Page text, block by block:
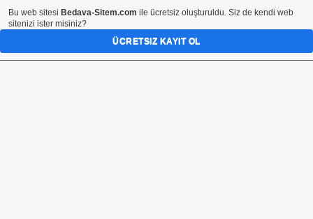
Bu web sitesi Bedava-Sitem.com ile ücretsiz oluşturuldu. Siz de kendi web
sitenizi ister misiniz?
ÜCRETSIZ KAYIT OL